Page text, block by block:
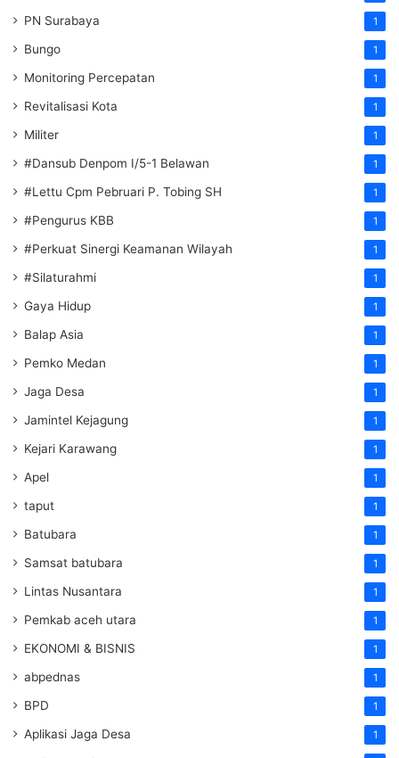
PN Surabaya 1
Bungo 1
Monitoring Percepatan 1
Revitalisasi Kota 1
Militer 1
#Dansub Denpom I/5-1 Belawan 1
#Lettu Cpm Pebruari P. Tobing SH 1
#Pengurus KBB 1
#Perkuat Sinergi Keamanan Wilayah 1
#Silaturahmi 1
Gaya Hidup 1
Balap Asia 1
Pemko Medan 1
Jaga Desa 1
Jamintel Kejagung 1
Kejari Karawang 1
Apel 1
taput 1
Batubara 1
Samsat batubara 1
Lintas Nusantara 1
Pemkab aceh utara 1
EKONOMI & BISNIS 1
abpednas 1
BPD 1
Aplikasi Jaga Desa 1